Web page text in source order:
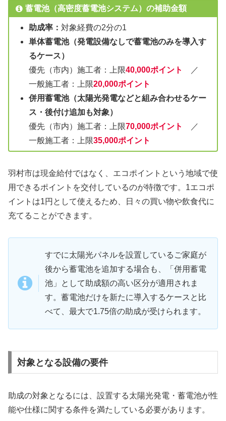
蓄電池（高密度蓄電池システム）の補助金額
助成率： 対象経費の2分の1
単体蓄電池（発電設備なしで蓄電池のみを導入す
るケース）
優先（市内）施工者：上限40,000ポイント
／
一般施工者：上限20,000ポイント
併用蓄電池（太陽光発電などと組み合わせるケー
ス・後付け追加も対象）
優先（市内）施工者：上限70,000ポイント
／
一般施工者：上限35,000ポイント
羽村市は現金給付ではなく、エコポイントという地域で使
用できるポイントを交付しているのが特徴です。1エコポ
イントは1円として使えるため、日々の買い物や飲食代に
充てることができます。
すでに太陽光パネルを設置しているご家庭が
後から蓄電池を追加する場合も、「併用蓄電
池」として助成額の高い区分が適用されま
す。蓄電池だけを新たに導入するケースと比
べて、最大で1.75倍の助成が受けられます。
対象となる設備の要件
助成の対象となるには、設置する太陽光発電・蓄電池が性
能や仕様に関する条件を満たしている必要があります。